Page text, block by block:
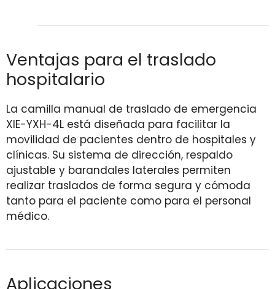
Ventajas para el traslado
hospitalario
La camilla manual de traslado de emergencia
XIE-YXH-4L está diseñada para facilitar la
movilidad de pacientes dentro de hospitales y
clínicas. Su sistema de dirección, respaldo
ajustable y barandales laterales permiten
realizar traslados de forma segura y cómoda
tanto para el paciente como para el personal
médico.
Aplicaciones